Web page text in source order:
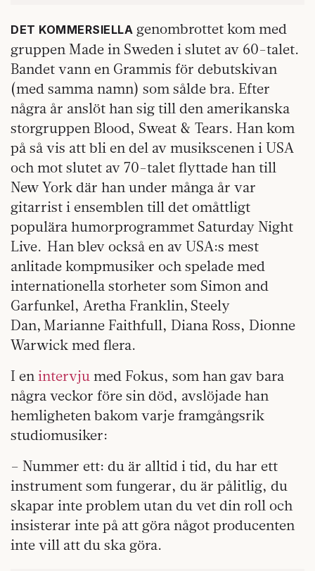
DET KOMMERSIELLA genombrottet kom med
gruppen Made in Sweden i slutet av 60-talet.
Bandet vann en Grammis för debutskivan
(med samma namn) som sålde bra. Efter
några år anslöt han sig till den amerikanska
storgruppen Blood, Sweat & Tears. Han kom
på så vis att bli en del av musikscenen i USA
och mot slutet av 70-talet flyttade han till
New York där han under många år var
gitarrist i ensemblen till det omåttligt
populära humorprogrammet Saturday Night
Live. Han blev också en av USA:s mest
anlitade kompmusiker och spelade med
internationella storheter som Simon and
Garfunkel, Aretha Franklin, Steely
Dan, Marianne Faithfull, Diana Ross, Dionne
Warwick med flera.
I enintervju med Fokus, som han gav bara
några veckor före sin död, avslöjade han
hemligheten bakom varje framgångsrik
studiomusiker:
– Nummer ett: du är alltid i tid, du har ett
instrument som fungerar, du är pålitlig, du
skapar inte problem utan du vet din roll och
insisterar inte på att göra något producenten
inte vill att du ska göra.